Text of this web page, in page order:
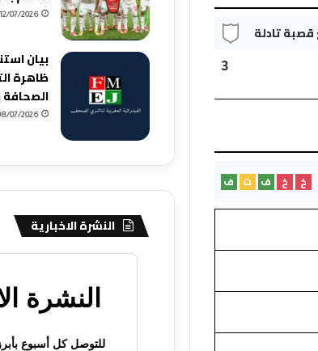
3
خ خ ف ت ف
12/07/2026
بيان
ظاهرة
الصحافة
07/2026
النشرة الاخبارية
النشرة
للتوصل كل أسبوع بأبرز